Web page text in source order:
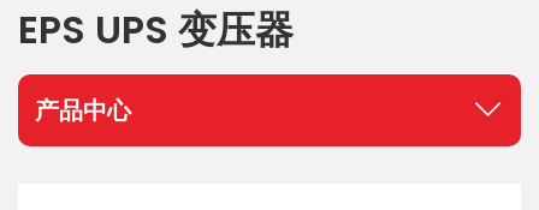
EPS UPS 变压器
产品中心